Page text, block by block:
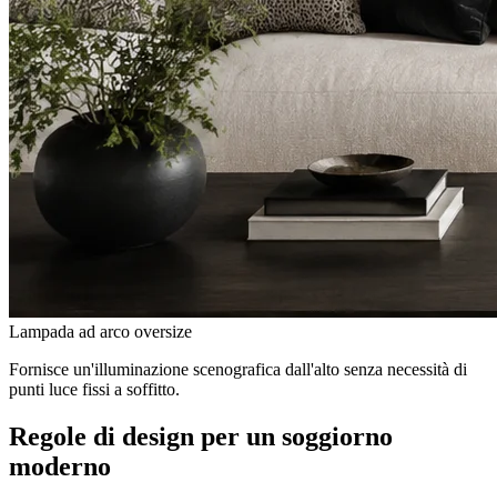
Lampada ad arco oversize
Fornisce un'illuminazione scenografica dall'alto senza necessità di
punti luce fissi a soffitto.
Regole di design per un soggiorno
moderno